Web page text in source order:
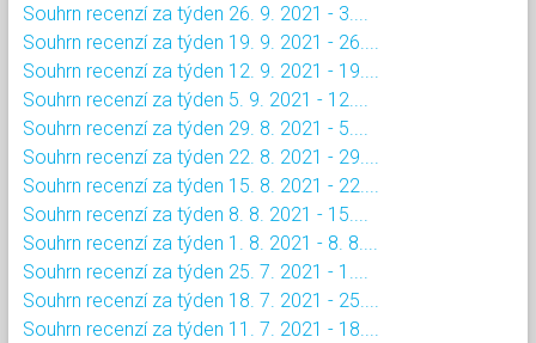
Souhrn recenzí za týden 26. 9. 2021 - 3....
Souhrn recenzí za týden 19. 9. 2021 - 26....
Souhrn recenzí za týden 12. 9. 2021 - 19....
Souhrn recenzí za týden 5. 9. 2021 - 12....
Souhrn recenzí za týden 29. 8. 2021 - 5....
Souhrn recenzí za týden 22. 8. 2021 - 29....
Souhrn recenzí za týden 15. 8. 2021 - 22....
Souhrn recenzí za týden 8. 8. 2021 - 15....
Souhrn recenzí za týden 1. 8. 2021 - 8. 8....
Souhrn recenzí za týden 25. 7. 2021 - 1....
Souhrn recenzí za týden 18. 7. 2021 - 25....
Souhrn recenzí za týden 11. 7. 2021 - 18....